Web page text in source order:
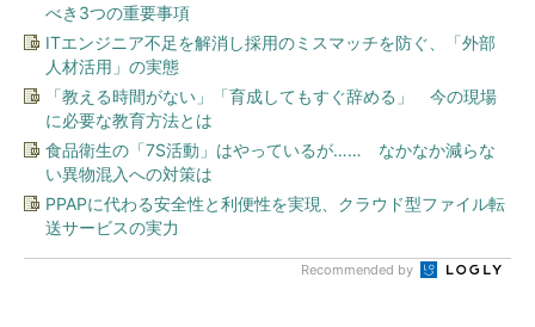
べき3つの重要事項
ITエンジニア不足を解消し採用のミスマッチを防ぐ、「外部
人材活用」の実態
「教える時間がない」「育成してもすぐ辞める」 今の現場
に必要な教育方法とは
食品衛生の「7S活動」はやっているが…… なかなか減らな
い異物混入への対策は
PPAPに代わる安全性と利便性を実現、クラウド型ファイル転
送サービスの実力
Recommended by